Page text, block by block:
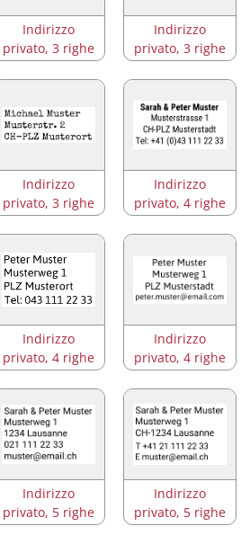
Indirizzo
privato, 3 righe
Indirizzo
privato, 3 righe
Indirizzo
privato, 3 righe
Indirizzo
privato, 4 righe
Indirizzo
privato, 4 righe
Indirizzo
privato, 4 righe
Indirizzo
privato, 5 righe
Indirizzo
privato, 5 righe